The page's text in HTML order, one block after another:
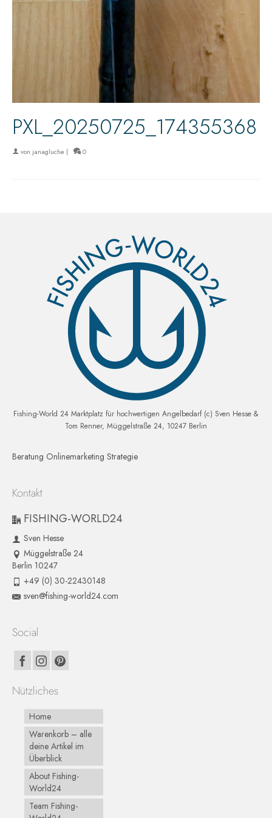
PXL_20250725_174355368
von janagluche | 0
Fishing-World 24 Marktplatz für hochwertigen Angelbedarf (c) Sven Hesse &
Tom Renner, Müggelstraße 24, 10247 Berlin
Beratung Onlinemarketing Strategie
Kontakt
FISHING-WORLD24
Sven Hesse
Müggelstraße 24
Berlin 10247
+49 (0) 30-22430148
sven@fishing-world24.com
Social
Nützliches
Home
Warenkorb – alle
deine Artikel im
Überblick
About Fishing-
World24
Team Fishing-